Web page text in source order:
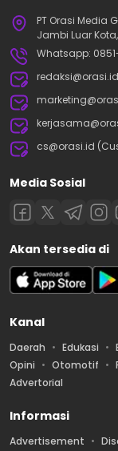
PT Orasi Media
Jambi Luar
Whatsapp:
cs@orasi.id
Media Sosial
Akan tersedia di
Kanal
Daerah Edukasi
Opini
Otomotif
Advertorial
Informasi
Advertisement